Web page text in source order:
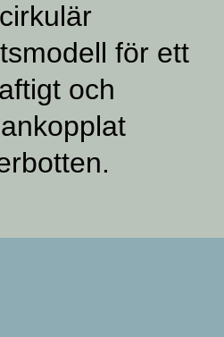
för ett
och